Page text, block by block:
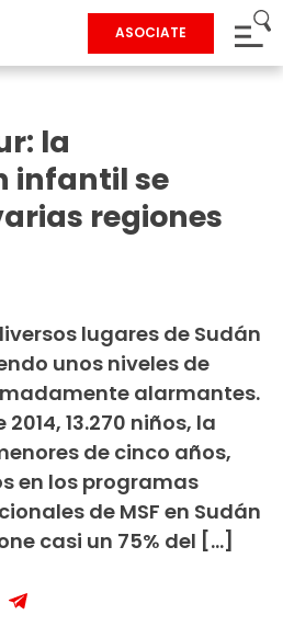
ASOCIATE
la
infantil se
regiones
lugares de Sudán
unos niveles de
alarmantes.
13.270 niños, la
de cinco años,
en los programas
de MSF en Sudán
casi un 75% del […]